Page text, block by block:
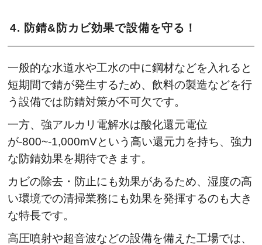
4. 防錆&防カビ効果で設備を守る！
一般的な水道水や工水の中に鋼材などを入れると
短期間で錆が発生するため、飲料の製造などを行
う設備では防錆対策が不可欠です。
一方、強アルカリ電解水は酸化還元電位
が-800~-1,000mVという高い還元力を持ち、強力
な防錆効果を期待できます。
カビの除去・防止にも効果があるため、湿度の高
い環境での清掃業務にも効果を発揮するのも大き
な特長です。
高圧噴射や超音波などの設備を備えた工場では、